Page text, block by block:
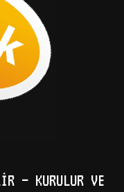
– KURULUR VE